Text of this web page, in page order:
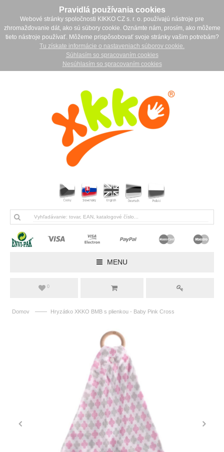
Pravidlá používania cookies
Webové stránky spoločnosti KIKKO CZ s. r. o. používajú nástroje pre
zhromažďovanie dát, ako sú súbory cookie. Oznámte nám, prosím, ako môžeme
tieto nástroje používať. Môžeme prispôsobovať svoje stránky vašim potrebám?
Tu získate informácie o nastaveniach súborov cookie.
Súhlasím so spracovaním cookies
Nesúhlasím so spracovaním cookies
MENU
0
Domov —— Hryzátko XKKO BMB s plienkou - Baby Pink Cross